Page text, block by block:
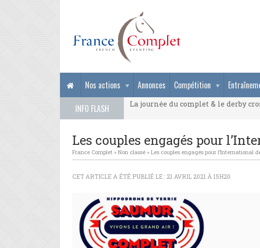
Nos actions Annonces Compétition
INFO FLASH
La journée du complet & le derby
La journée du complet & le derby
Les couples engagés pour
France Complet » Non classé » Les couples engagés pour l’International
CET ARTICLE A ÉTÉ PUBLIÉ LE : 21 AVRIL 2021 À 15H20